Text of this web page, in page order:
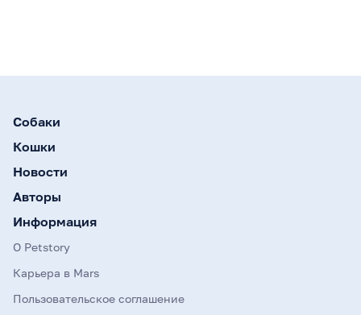
Собаки
Кошки
Новости
Авторы
Информация
О Petstory
Карьера в Mars
Пользовательское соглашение